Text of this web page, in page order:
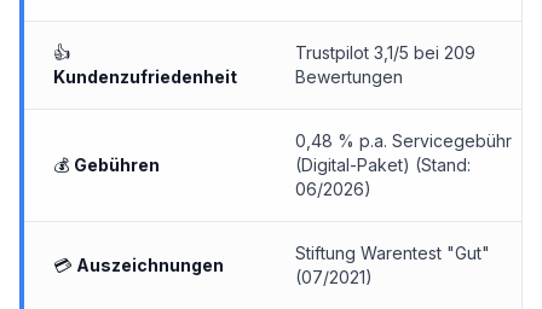
👍
Kundenzufriedenheit
Trustpilot 3,1/5 bei 209
Bewertungen
💰 Gebühren
0,48 % p.a. Servicegebühr
(Digital-Paket) (Stand:
06/2026)
💳 Auszeichnungen
Stiftung Warentest "Gut"
(07/2021)